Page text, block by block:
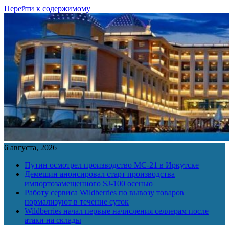
Перейти к содержимому
6 августа, 2026
Путин осмотрел производство МС-21 в Иркутске
Демешин анонсировал старт производства
импортозамещенного SJ-100 осенью
Работу сервиса Wildberries по вывозу товаров
нормализуют в течение суток
Wildberries начал первые начисления селлерам после
атаки на склады